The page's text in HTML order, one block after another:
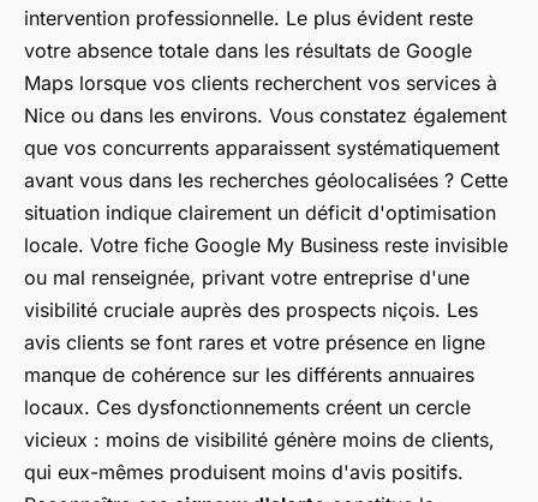
intervention professionnelle. Le plus évident reste
votre absence totale dans les résultats de Google
Maps lorsque vos clients recherchent vos services à
Nice ou dans les environs. Vous constatez également
que vos concurrents apparaissent systématiquement
avant vous dans les recherches géolocalisées ? Cette
situation indique clairement un déficit d'optimisation
locale. Votre fiche Google My Business reste invisible
ou mal renseignée, privant votre entreprise d'une
visibilité cruciale auprès des prospects niçois. Les
avis clients se font rares et votre présence en ligne
manque de cohérence sur les différents annuaires
locaux. Ces dysfonctionnements créent un cercle
vicieux : moins de visibilité génère moins de clients,
qui eux-mêmes produisent moins d'avis positifs.